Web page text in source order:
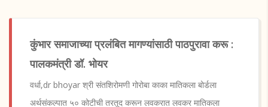
कुंभार समाजाच्या प्रलंबित मागण्यांसाठी पाठपुरावा करू :
पालकमंत्री डॉ. भोयर
वर्धा,dr bhoyar श्री संतशिरोमणी गोरोबा काका मातिकला बोर्डला
अर्थसंकल्पात ५० कोटीची तरतूद करून लवकरात लवकर मातिकला